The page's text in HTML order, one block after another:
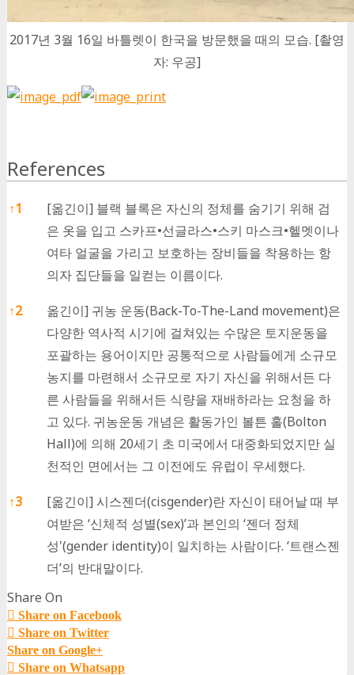
2017년 3월 16일 바틀렛이 한국을 방문했을 때의 모습. [촬영
자: 우공]
References
References
↑1
[옮긴이] 블랙 블록은 자신의 정체를 숨기기 위해 검
은 옷을 입고 스카프•선글라스•스키 마스크•헬멧이나
여타 얼굴을 가리고 보호하는 장비들을 착용하는 항
의자 집단들을 일컫는 이름이다.
↑2
옮긴이] 귀농 운동(Back-To-The-Land movement)은
다양한 역사적 시기에 걸쳐있는 수많은 토지운동을
포괄하는 용어이지만 공통적으로 사람들에게 소규모
농지를 마련해서 소규모로 자기 자신을 위해서든 다
른 사람들을 위해서든 식량을 재배하라는 요청을 하
고 있다. 귀농운동 개념은 활동가인 볼튼 홀(Bolton
Hall)에 의해 20세기 초 미국에서 대중화되었지만 실
천적인 면에서는 그 이전에도 유럽이 우세했다.
↑3
[옮긴이] 시스젠더(cisgender)란 자신이 태어날 때 부
여받은 ‘신체적 성별(sex)’과 본인의 ‘젠더 정체
성'(gender identity)이 일치하는 사람이다. ‘트랜스젠
더’의 반대말이다.
Share On
Share on Facebook
Share on Twitter
Share on Google+
Share on Whatsapp